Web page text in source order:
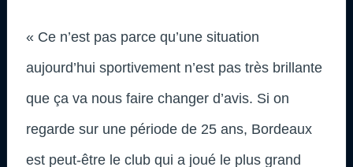
« Ce n’est pas parce qu’une situation
aujourd’hui sportivement n’est pas très brillante
que ça va nous faire changer d’avis. Si on
regarde sur une période de 25 ans, Bordeaux
est peut-être le club qui a joué le plus grand